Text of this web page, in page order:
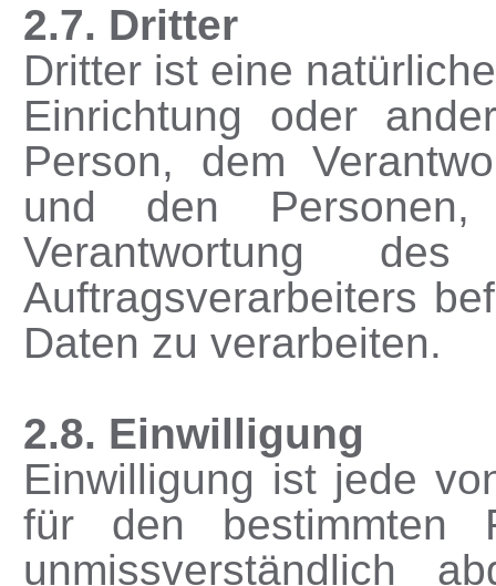
2.7. Dritter
Dritter ist eine
Einrichtung oder
Person, dem
und den
Verantwortung
Auftragsverarbeiters
Daten zu verarbeiten.
2.8. Einwilligung
Einwilligung ist jede
für den bestimmten
unmissverständlich